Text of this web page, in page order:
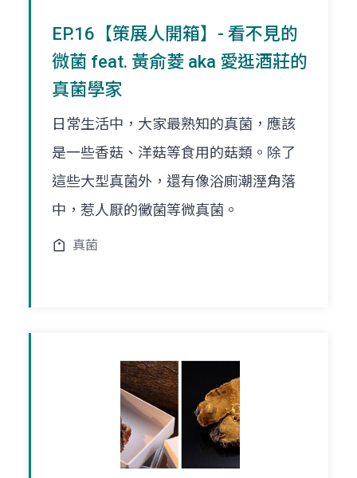
EP.16【策展人開箱】- 看不見的
微菌 feat. 黃俞菱 aka 愛逛酒莊的
真菌學家
日常生活中，大家最熟知的真菌，應該
是一些香菇、洋菇等食用的菇類。除了
這些大型真菌外，還有像浴廁潮溼角落
中，惹人厭的黴菌等微真菌。
真菌